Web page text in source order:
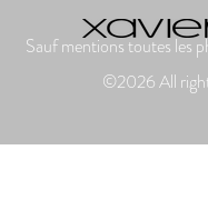
Sauf mentions toutes les
©2026 All